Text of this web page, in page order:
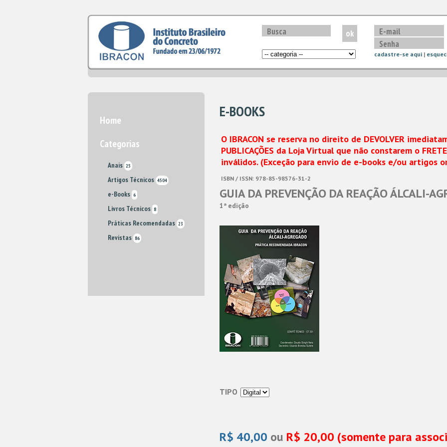
cadastre-se aqui |
Home
Categorias
Anais 25
Artigos Técnicos 4504
e-Books 6
Livros Técnicos 8
Práticas Recomendadas 23
Revistas 86
E-BOOKS
O IBRACON se reserva no direito de DEVOLVER
PUBLICAÇÕES da Loja Virtual que não constarem o
inválidos. (Exceção para envio de e-books e/ou artigos
ISBN / ISSN: 978-85-98576-31-2
GUIA DA PREVENÇÃO DA REAÇÃO ÁLCALI-
1ª edição
TIPO
R$ 40,00 ou R$ 20,00 (somente para